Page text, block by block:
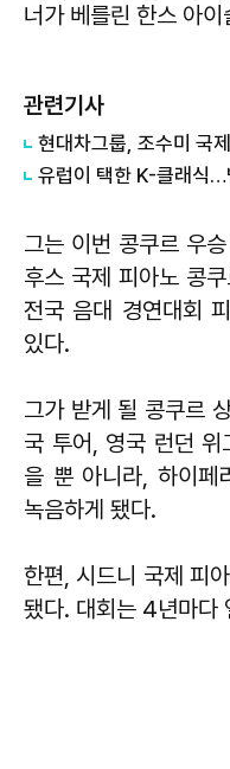
너가 베를린 한스 아
관련기사
현대차그룹, 조수미 국
유럽이 택한 K-클래식…
그는 이번 콩쿠르 우
후스 국제 피아노 콩
전국 음대 경연대회
있다.
그가 받게 될 콩쿠르
국 투어, 영국 런던 위
을 뿐 아니라, 하이페
녹음하게 됐다.
한편, 시드니 국제 피
됐다. 대회는 4년마다